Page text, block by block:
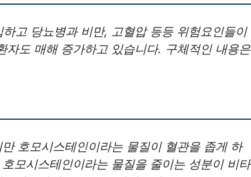
고 당뇨병과 비만, 고혈압 등등 위험요인들이
자도 매해 증가하고 있습니다. 구체적인 내용은
호모시스테인이라는 물질이 혈관을 좁게 하
모시스테인이라는 물질을 줄이는 성분이 비타